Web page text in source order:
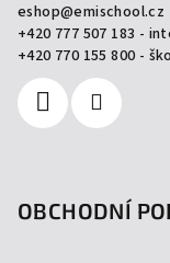
eshop@emischool.cz
+420 777 507 183 -
+420 770 155 800 -
OBCHODNÍ